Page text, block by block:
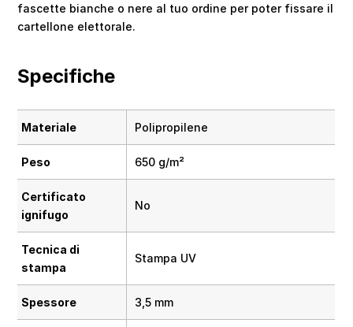
fascette bianche o nere al tuo ordine per poter fissare il
cartellone elettorale.
Specifiche
Materiale Polipropilene
Peso 650 g/m²
Certificato
ignifugo
No
Tecnica di
stampa
Stampa UV
Spessore 3,5 mm